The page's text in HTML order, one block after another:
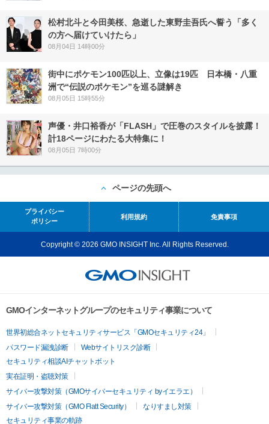
松村北斗と今田美桜、急逝した東野圭吾氏へ誓う「多く
の方へ届けていけたら」
08月04日 14時00分
街中にポケモン100匹以上、立像は19匹 日本橋・八重
洲で“伝説のポケモン”を巡る謎解き
08月05日 15時55分
声優・井口裕香が「FLASH」で圧巻のスタイルを披露！
計18ページにわたる大特集に！
08月05日 7時00分
ページの先頭へ
プライバシー
ポリシー
利用規約 免責事項
Copyright © 2026 GMO INSIGHT Inc. All Rights Reserved.
GMOインターネットグループのセキュリティ事業について
世界初総合ネットセキュリティサービス「GMOセキュリティ24」
パスワード漏洩診断
Webサイトリスク診断
セキュリティ相談AIチャットボット
実在証明・盗聴対策
サイバー攻撃対策（GMOサイバーセキュリティ byイエラエ）
サイバー攻撃対策（GMO Flatt Security）
なりすまし対策
セキュリティ事業の軌跡